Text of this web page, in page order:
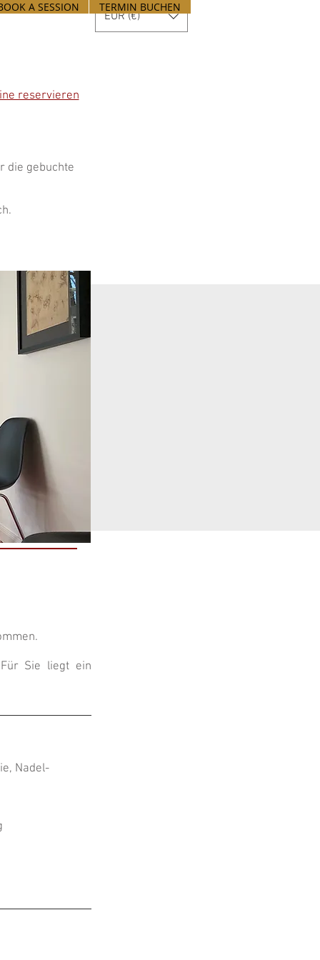
TERMIN BUCHEN
A SESSION
EUR (€)
reservieren
die gebuchte
Sie liegt ein
Nadel-